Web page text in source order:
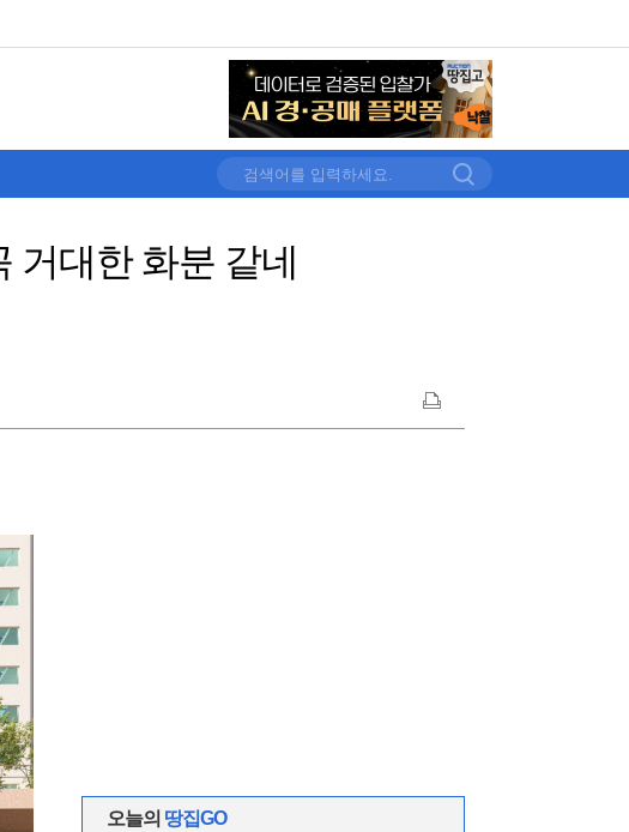
거대한 화분 같네
오늘의 땅집GO